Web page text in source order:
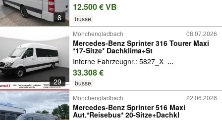
8
12.500 € VB
busse
29
Mönchengladbach 08.07.2026
Mercedes-Benz Sprinter 316 Tourer Maxi
*17-Sitze* Dachklima+St
Interne Fahrzeugnr.: 5827_X ...
33.308 €
busse
Mönchengladbach 22.06.2026
Mercedes-Benz Sprinter 516 Maxi
Aut.*Reisebus* 20-Sitze+Dachkl